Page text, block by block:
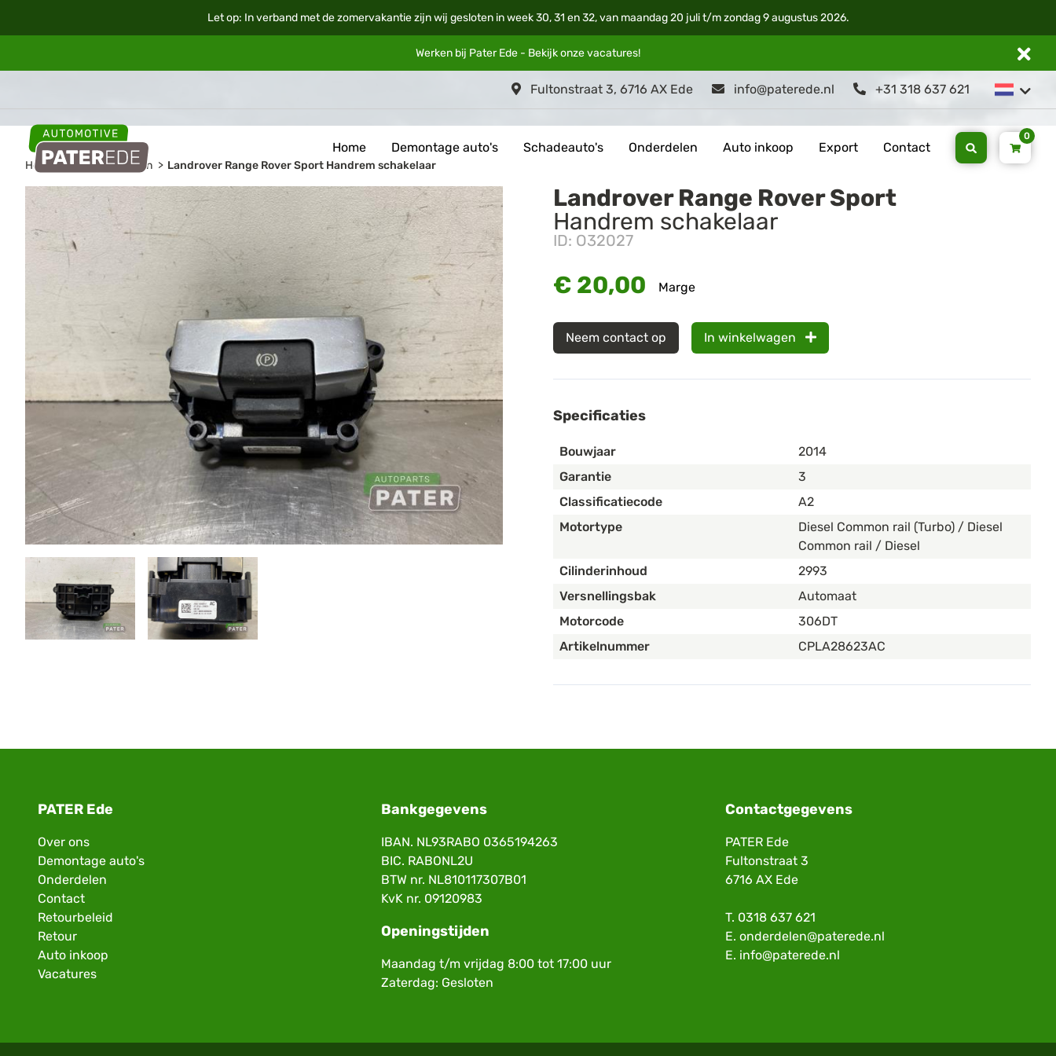
Let op: In verband met de zomervakantie zijn wij gesloten in week 30, 31 en 32, van maandag 20 juli t/m zondag 9 augustus 2026.
Werken bij Pater Ede - Bekijk onzevacatures!
Fultonstraat 3, 6716 AX Ede info@paterede.nl +31 318 637 621
Home Demontage auto's Schadeauto's Onderdelen Auto inkoop Export Contact
0
Home Auto onderdelen Landrover Range Rover Sport Handrem schakelaar
Landrover Range Rover Sport
Handrem schakelaar
ID: O32027
€ 20,00 Marge
Neem contact op In winkelwagen
Specificaties
Bouwjaar
2014
Garantie
3
Classificatiecode
A2
Motortype
Diesel Common rail (Turbo) / Diesel
Common rail / Diesel
Cilinderinhoud
2993
Versnellingsbak
Automaat
Motorcode
306DT
Artikelnummer
CPLA28623AC
PATER Ede
Over ons
Demontage auto's
Onderdelen
Contact
Retourbeleid
Retour
Auto inkoop
Vacatures
Bankgegevens
IBAN. NL93RABO 0365194263
BIC. RABONL2U
BTW nr. NL810117307B01
KvK nr. 09120983
Openingstijden
Maandag t/m vrijdag 8:00 tot 17:00 uur
Zaterdag: Gesloten
Contactgegevens
PATER Ede
Fultonstraat 3
6716 AX Ede
T. 0318 637 621
E. onderdelen@paterede.nl
E. info@paterede.nl